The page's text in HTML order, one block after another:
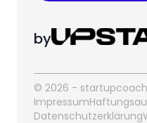
by
© 2026 -
Impressum
Datenschutzerklärung